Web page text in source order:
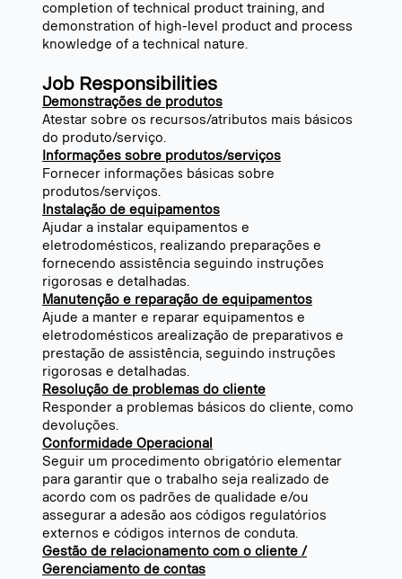
completion of technical product training, and
demonstration of high-level product and process
knowledge of a technical nature.
Job Responsibilities
Demonstrações de produtos
Atestar sobre os recursos/atributos mais básicos
do produto/serviço.
Informações sobre produtos/serviços
Fornecer informações básicas sobre
produtos/serviços.
Instalação de equipamentos
Ajudar a instalar equipamentos e
eletrodomésticos, realizando preparações e
fornecendo assistência seguindo instruções
rigorosas e detalhadas.
Manutenção e reparação de equipamentos
Ajude a manter e reparar equipamentos e
eletrodomésticos arealização de preparativos e
prestação de assistência, seguindo instruções
rigorosas e detalhadas.
Resolução de problemas do cliente
Responder a problemas básicos do cliente, como
devoluções.
Conformidade Operacional
Seguir um procedimento obrigatório elementar
para garantir que o trabalho seja realizado de
acordo com os padrões de qualidade e/ou
assegurar a adesão aos códigos regulatórios
externos e códigos internos de conduta.
Gestão de relacionamento com o cliente /
Gerenciamento de contas